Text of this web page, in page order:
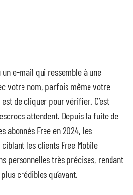
un e-mail qui ressemble à une
votre nom, parfois même votre
de cliquer pour vérifier. C’est
attendent. Depuis la fuite de
abonnés Free en 2024, les
les clients Free Mobile
personnelles très précises, rendant
crédibles qu’avant.